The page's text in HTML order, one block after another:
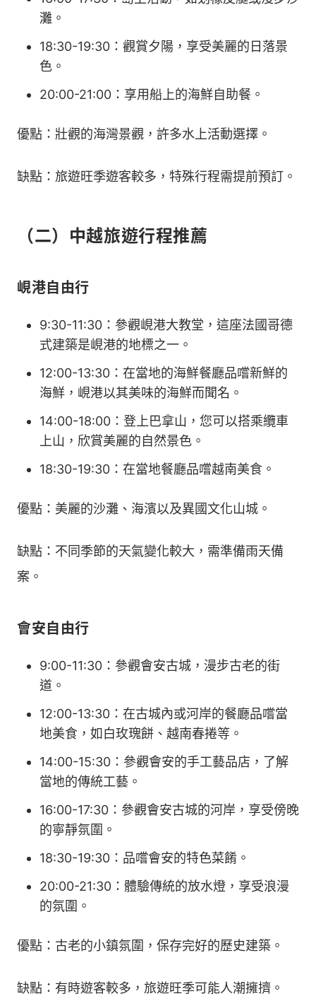
灘。
18:30-19:30：觀賞夕陽，享受美麗的日落景
色。
20:00-21:00：享用船上的海鮮自助餐。
優點：壯觀的海灣景觀，許多水上活動選擇。
缺點：旅遊旺季遊客較多，特殊行程需提前預訂。
（二）中越旅遊行程推薦
峴港自由行
9:30-11:30：參觀峴港大教堂，這座法國哥德
式建築是峴港的地標之一。
12:00-13:30：在當地的海鮮餐廳品嚐新鮮的
海鮮，峴港以其美味的海鮮而聞名。
14:00-18:00：登上巴拿山，您可以搭乘纜車
上山，欣賞美麗的自然景色。
18:30-19:30：在當地餐廳品嚐越南美食。
優點：美麗的沙灘、海濱以及異國文化山城。
缺點：不同季節的天氣變化較大，需準備雨天備
案。
會安自由行
9:00-11:30：參觀會安古城，漫步古老的街
道。
12:00-13:30：在古城內或河岸的餐廳品嚐當
地美食，如白玫瑰餅、越南春捲等。
14:00-15:30：參觀會安的手工藝品店，了解
當地的傳統工藝。
16:00-17:30：參觀會安古城的河岸，享受傍晚
的寧靜氛圍。
18:30-19:30：品嚐會安的特色菜餚。
20:00-21:30：體驗傳統的放水燈，享受浪漫
的氛圍。
優點：古老的小鎮氛圍，保存完好的歷史建築。
缺點：有時遊客較多，旅遊旺季可能人潮擁擠。